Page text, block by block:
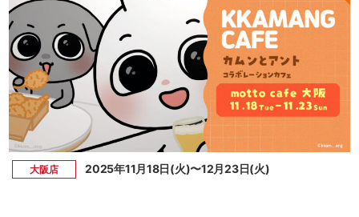
大阪店 2025年11月18日(火)〜12月23日(火)